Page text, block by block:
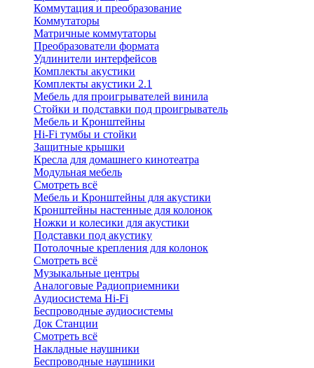
Коммутация и преобразование
Коммутаторы
Матричные коммутаторы
Преобразователи формата
Удлинители интерфейсов
Комплекты акустики
Комплекты акустики 2.1
Мебель для проигрывателей винила
Стойки и подставки под проигрыватель
Мебель и Кронштейны
Hi-Fi тумбы и стойки
Защитные крышки
Кресла для домашнего кинотеатра
Модульная мебель
Смотреть всё
Мебель и Кронштейны для акустики
Кронштейны настенные для колонок
Ножки и колесики для акустики
Подставки под акустику
Потолочные крепления для колонок
Смотреть всё
Музыкальные центры
Аналоговые Радиоприемники
Аудиосистема Hi-Fi
Беспроводные аудиосистемы
Док Станции
Смотреть всё
Накладные наушники
Беспроводные наушники